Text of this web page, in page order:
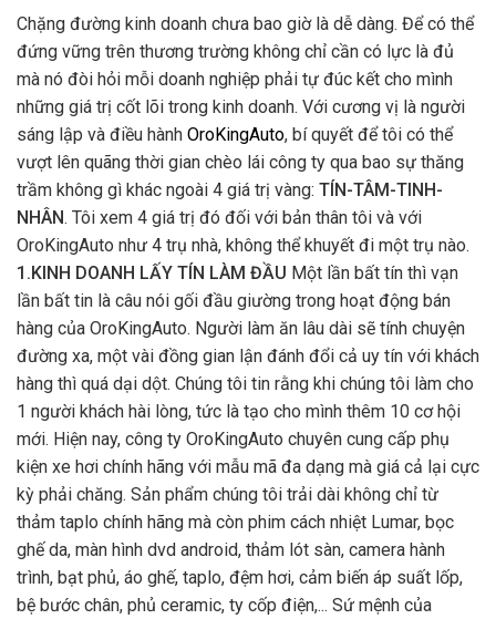
Chặng đường kinh doanh chưa bao giờ là dễ dàng. Để có thể
đứng vững trên thương trường không chỉ cần có lực là đủ
mà nó đòi hỏi mỗi doanh nghiệp phải tự đúc kết cho mình
những giá trị cốt lõi trong kinh doanh. Với cương vị là người
sáng lập và điều hành OroKingAuto, bí quyết để tôi có thể
vượt lên quãng thời gian chèo lái công ty qua bao sự thăng
trầm không gì khác ngoài 4 giá trị vàng: TÍN-TÂM-TINH-
NHÂN. Tôi xem 4 giá trị đó đối với bản thân tôi và với
OroKingAuto như 4 trụ nhà, không thể khuyết đi một trụ nào.
1.KINH DOANH LẤY TÍN LÀM ĐẦU Một lần bất tín thì vạn
lần bất tin là câu nói gối đầu giường trong hoạt động bán
hàng của OroKingAuto. Người làm ăn lâu dài sẽ tính chuyện
đường xa, một vài đồng gian lận đánh đổi cả uy tín với khách
hàng thì quá dại dột. Chúng tôi tin rằng khi chúng tôi làm cho
1 người khách hài lòng, tức là tạo cho mình thêm 10 cơ hội
mới. Hiện nay, công ty OroKingAuto chuyên cung cấp phụ
kiện xe hơi chính hãng với mẫu mã đa dạng mà giá cả lại cực
kỳ phải chăng. Sản phẩm chúng tôi trải dài không chỉ từ
thảm taplo chính hãng mà còn phim cách nhiệt Lumar, bọc
ghế da, màn hình dvd android, thảm lót sàn, camera hành
trình, bạt phủ, áo ghế, taplo, đệm hơi, cảm biến áp suất lốp,
bệ bước chân, phủ ceramic, ty cốp điện,... Sứ mệnh của